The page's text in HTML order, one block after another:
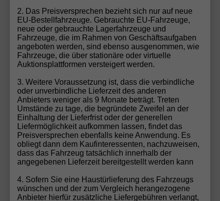
Fahrzeug konfigurieren
Gebrauchtwagen-Inzahlungnahme
Möchten Sie Ihren aktuellen Wagen in Zahlung
geben? Bei uns ist das ganz einfach! Füllen Sie unser
Gebrauchtwagen-Formular aus, und unser Team
erstellt Ihnen schnell und unkompliziert ein faires
Angebot für Ihr Fahrzeug. Wir übernehmen die
Bewertung und Abwicklung, damit Sie sich voll und
ganz auf Ihr neues EU-Fahrzeug freuen können.
Sparen Sie Zeit und profitieren Sie von unserem
Rundum-Service!
Zum Gebrauchtwagen-Formular
2. Das Preisversprechen bezieht sich nur auf neue
EU-Bestellfahrzeuge. Gebrauchte EU-Fahrzeuge,
neue oder gebrauchte Lagerfahrzeuge und
Fahrzeuge, die im Rahmen von Geschäftsaufgaben
angeboten werden, sind ebenso ausgenommen, wie
Fahrzeuge, die über stationäre oder virtuelle
Auktionsplattformen versteigert werden.
3. Weitere Voraussetzung ist, dass die verbindliche
oder unverbindliche Lieferzeit des anderen
Anbieters weniger als 9 Monate beträgt. Treten
Umstände zu tage, die begründete Zweifel an der
Einhaltung der Lieferfrist oder der generellen
Liefermöglichkeit aufkommen lassen, findet das
Preisversprechen ebenfalls keine Anwendung. Es
obliegt dann dem Kaufinteressenten, nachzuweisen,
dass das Fahrzeug tatsächlich innerhalb der
angegebenen Lieferzeit bereitgestellt werden kann
4. Sofern Sie eine Haustürlieferung des Fahrzeugs
wünschen und der zum Vergleich herangezogene
Anbieter hierfür zusätzliche Liefergebühren verlangt,